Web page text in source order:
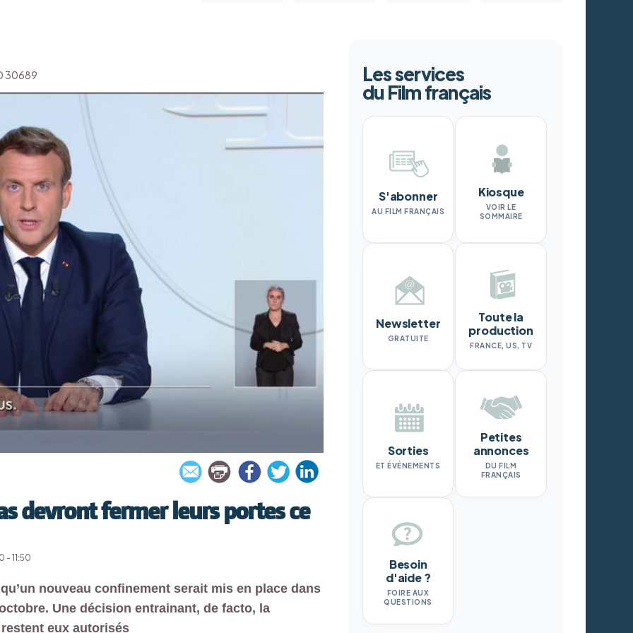
30689
devront fermer leurs portes ce
- 11:50
nouveau confinement serait mis en place dans
Une décision entrainant, de facto, la
eux autorisés
Les services
du Film français
S'abonner
AU FILM FRANÇAIS
Kiosque
VOIR LE
SOMMAIRE
Newsletter
GRATUITE
Toute la
production
FRANCE, US, TV
Sorties
ET ÉVÉNEMENTS
Petites
annonces
DU FILM
FRANÇAIS
Besoin
d'aide ?
FOIRE AUX
QUESTIONS